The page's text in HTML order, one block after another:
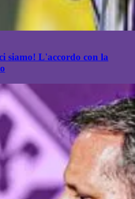
siamo! L'accordo con la